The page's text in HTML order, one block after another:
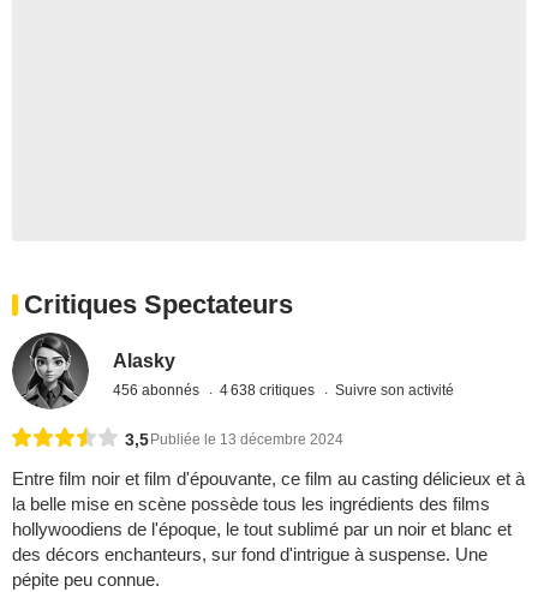
Critiques Spectateurs
Alasky
456 abonnés 4 638 critiques Suivre son activité
3,5 Publiée le 13 décembre 2024
Entre film noir et film d'épouvante, ce film au casting délicieux et à
la belle mise en scène possède tous les ingrédients des films
hollywoodiens de l'époque, le tout sublimé par un noir et blanc et
des décors enchanteurs, sur fond d'intrigue à suspense. Une
pépite peu connue.